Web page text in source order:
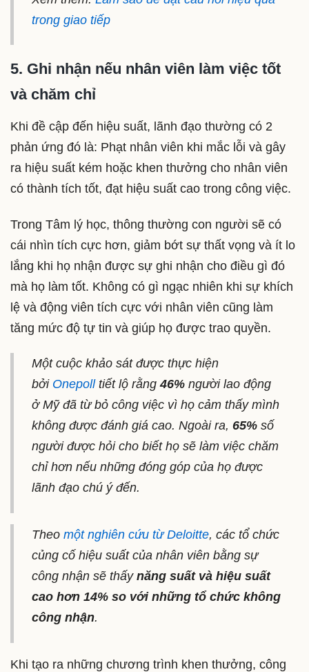
trong giao tiếp
5. Ghi nhận nếu nhân viên làm việc tốt
và chăm chỉ
Khi đề cập đến hiệu suất, lãnh đạo thường có 2
phản ứng đó là: Phạt nhân viên khi mắc lỗi và gây
ra hiệu suất kém hoặc khen thưởng cho nhân viên
có thành tích tốt, đạt hiệu suất cao trong công việc.
Trong Tâm lý học, thông thường con người sẽ có
cái nhìn tích cực hơn, giảm bớt sự thất vọng và ít lo
lắng khi họ nhận được sự ghi nhận cho điều gì đó
mà họ làm tốt. Không có gì ngạc nhiên khi sự khích
lệ và động viên tích cực với nhân viên cũng làm
tăng mức độ tự tin và giúp họ được trao quyền.
Một cuộc khảo sát được thực hiện
bởi Onepolltiết lộ rằng46%người lao động
ở Mỹ đã từ bỏ công việc vì họ cảm thấy mình
không được đánh giá cao. Ngoài ra, 65%số
người được hỏi cho biết họ sẽ làm việc chăm
chỉ hơn nếu những đóng góp của họ được
lãnh đạo chú ý đến.
Theo một nghiên cứu từ Deloitte, các tổ chức
củng cố hiệu suất của nhân viên bằng sự
công nhận sẽ thấy năng suất và hiệu suất
cao hơn 14% so với những tổ chức không
công nhận.
Khi tạo ra những chương trình khen thưởng, công